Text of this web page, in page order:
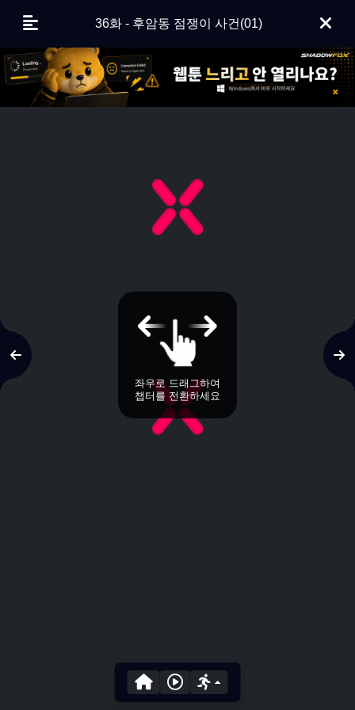
좌우로 드래그하여
챕터를 전환하세요
36화 - 후암동 점쟁이 사건(01)